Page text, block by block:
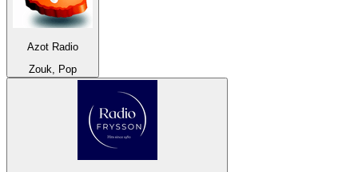
Azot Radio
Zouk, Pop